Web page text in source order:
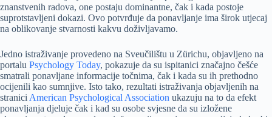
znanstvenih radova, one postaju dominantne, čak i kada postoje
suprotstavljeni dokazi. Ovo potvrđuje da ponavljanje ima širok utjecaj
na oblikovanje stvarnosti kakvu doživljavamo.
Jedno istraživanje provedeno na Sveučilištu u Zürichu, objavljeno na
portalu Psychology Today, pokazuje da su ispitanici značajno češće
smatrali ponavljane informacije točnima, čak i kada su ih prethodno
ocijenili kao sumnjive. Isto tako, rezultati istraživanja objavljenih na
stranici American Psychological Association ukazuju na to da efekt
ponavljanja djeluje čak i kad su osobe svjesne da su izložene